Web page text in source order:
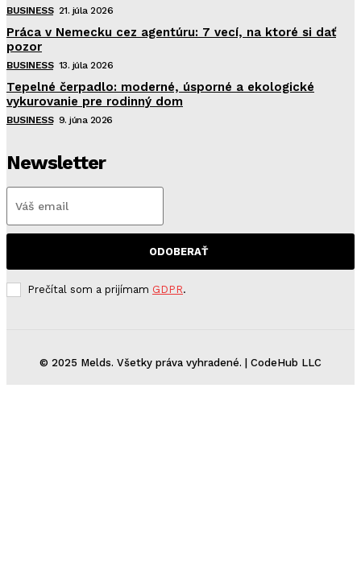
BUSINESS 21. júla 2026
Práca v Nemecku cez agentúru: 7 vecí, na ktoré si dať
pozor
BUSINESS 13. júla 2026
Tepelné čerpadlo: moderné, úsporné a ekologické
vykurovanie pre rodinný dom
BUSINESS 9. júna 2026
Newsletter
ODOBERAŤ
Prečítal som a prijímam GDPR.
© 2025 Melds. Všetky práva vyhradené. | CodeHub LLC